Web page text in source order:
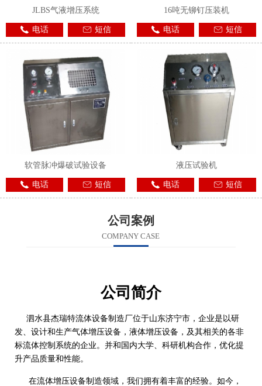
JLBS气液增压系统
电话 短信
16吨无铆钉压装机
电话 短信
软管脉冲爆破试验设备
电话 短信
液压试验机
电话 短信
公司案例
COMPANY CASE
公司简介
泗水县杰瑞特流体设备制造厂位于山东济宁市，企业是以研
发、设计和生产气体增压设备，液体增压设备，及其相关的各非
标流体控制系统的企业。并和国内大学、科研机构合作，优化提
升产品质量和性能。
在流体增压设备制造领域，我们拥有着丰富的经验。如今，